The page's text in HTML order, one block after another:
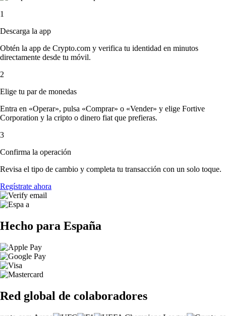
1
Descarga la app
Obtén la app de Crypto.com y verifica tu identidad en minutos
directamente desde tu móvil.
2
Elige tu par de monedas
Entra en «Operar», pulsa «Comprar» o «Vender» y elige Fortive
Corporation y la cripto o dinero fiat que prefieras.
3
Confirma la operación
Revisa el tipo de cambio y completa tu transacción con un solo toque.
Regístrate ahora
Hecho para España
Red global de colaboradores